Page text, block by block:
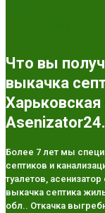
Что вы
выкачка
Более 7 лет мы
септиков и
туалетов,
выкачка септика
обл.. Откачка